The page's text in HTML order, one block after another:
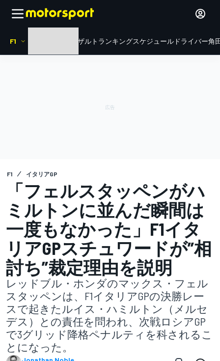
F1 リザルト ランキングスケジュール ドライバー角
F1 イタリアGP
「フェルスタッペンがハ
ミルトンに並んだ瞬間は
一度もなかった」F1イタ
リアGPスチュワードが”相
討ち”裁定理由を説明
レッドブル・ホンダのマックス・フェル
スタッペンは、F1イタリアGPの決勝レー
スで起きたルイス・ハミルトン（メルセ
デス）との責任を問われ、次戦ロシアGP
で3グリッド降格ペナルティを科されるこ
とになった。